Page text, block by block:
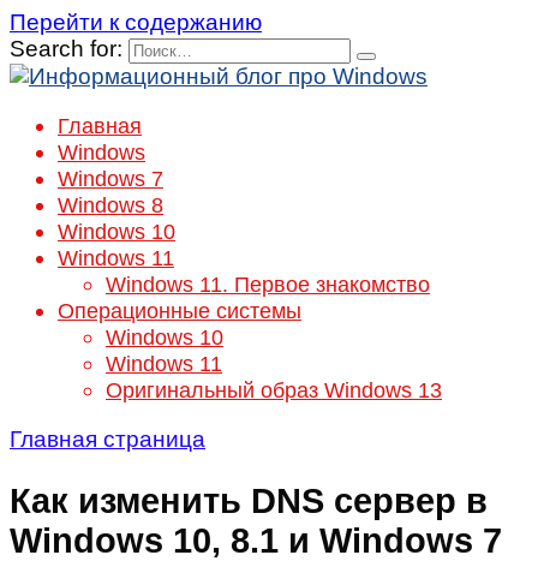
Перейти к содержанию
Search for:
Главная
Windows
Windows 7
Windows 8
Windows 10
Windows 11
Windows 11. Первое знакомство
Операционные системы
Windows 10
Windows 11
Оригинальный образ Windows 13
Главная страница
Как изменить DNS сервер в
Windows 10, 8.1 и Windows 7